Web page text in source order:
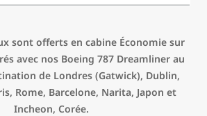
sont offerts en cabine Économie sur
avec nos Boeing 787 Dreamliner au
de Londres (Gatwick), Dublin,
Rome, Barcelone, Narita, Japon et
Incheon, Corée.